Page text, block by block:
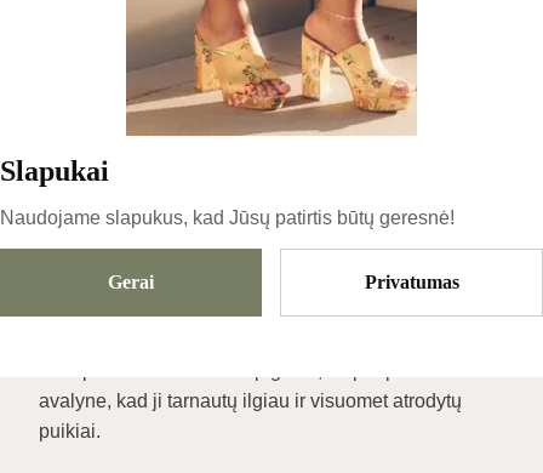
Slapukai
Naudojame slapukus, kad Jūsų patirtis būtų geresnė!
Gerai Privatumas
AVALYNĖS PRIEŽIŪRA –
JŪSŲ BATAMS
ILGAAMŽIŠKUMAS IR
GROŽIS
avalyne, kad ji tarnautų ilgiau ir visuomet atrodytų
puikiai.